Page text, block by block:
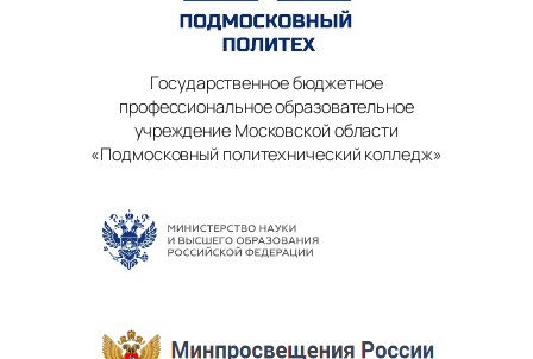
Государственное бюджетное
профессиональное образовательное
учреждение Московской области
«Подмосковный политехнический колледж»